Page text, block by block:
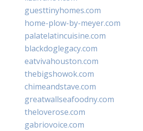
guesttinyhomes.com
home-plow-by-meyer.com
palatelatincuisine.com
blackdoglegacy.com
eatvivahouston.com
thebigshowok.com
chimeandstave.com
greatwallseafoodny.com
theloverose.com
gabriovoice.com